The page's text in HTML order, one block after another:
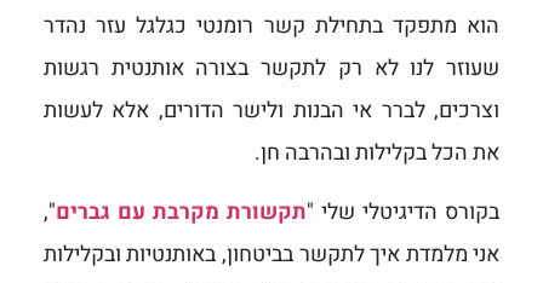
הוא מתפקד בתחילת קשר רומנטי כגלגל עזר נהדר
שעוזר לנו לא רק לתקשר בצורה אותנטית רגשות
וצרכים, לברר אי הבנות ולישר הדורים, אלא לעשות
את הכל בקלילות ובהרבה חן.
בקורס הדיגיטלי שלי "תקשורת מקרבת עם גברים",
אני מלמדת איך לתקשר בביטחון, באותנטיות ובקלילות